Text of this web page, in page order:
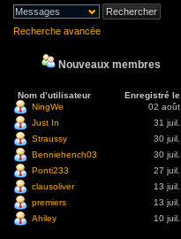
Recherche avancée
Nouveaux membres
Nom d’utilisateur
Enregistré le
NingWe
02 août
Just In
31 juil.
Straussy
30 juil.
Benniehench03
30 juil.
Ponti233
27 juil.
clausoliver
13 juil.
premiers
13 juil.
Ahiley
10 juil.